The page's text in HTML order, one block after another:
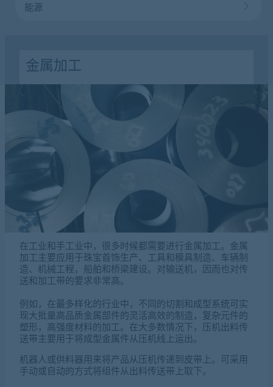
能源
金属加工
在工业和手工业中，很多时候都需要进行金属加工。金属
加工主要应用于珠宝首饰生产、工具和模具制造、车辆制
造、机械工程，船舶和桥梁建设。对输送机，因而也对传
送和加工带的要求非常高。
例如，在最多样化的行业中，不同的切割和成型系统可实
现大批量高品质金属部件的灵活高效的制造，复杂元件的
塑形，高强度材料的加工。在大多数情况下，压机出料传
送带主要用于将成型金属件从压机线上运出。
机器人或供料器用来将产品从压机传递到皮带上。可采用
手动或自动的方式将组件从出料传送带上取下。